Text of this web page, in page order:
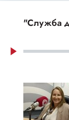
"Служба